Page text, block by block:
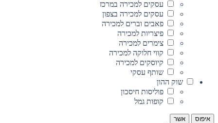
עסקים למכירה במרכז
עסקים למכירה בצפון
פאבים וברים למכירה
פיצריות למכירה
צימרים למכירה
קווי חלוקה למכירה
קיוסקים למכירה
שותף עסקי
שוק ההון
פוליסות חיסכון
קופות גמל
איפוס
אשר